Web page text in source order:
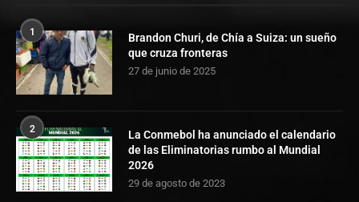
1
Brandon Churi, de Chía a Suiza: un sueño
que cruza fronteras
27 de junio de 2025
2
La Conmebol ha anunciado el calendario
de las Eliminatorias rumbo al Mundial
2026
29 de agosto de 2023